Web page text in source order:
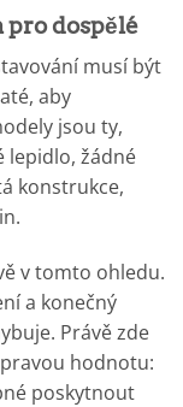
pro dospělé
musí být
aby
jsou ty,
lepidlo, žádné
konstrukce,
v tomto ohledu.
a konečný
Právě zde
hodnotu:
poskytnout